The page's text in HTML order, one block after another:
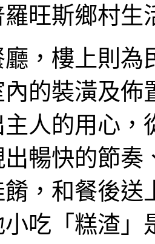
旺斯鄉村生
，樓上則為
內的裝潢及
人的用心，
暢快的節
，和餐後送
吃「糕渣